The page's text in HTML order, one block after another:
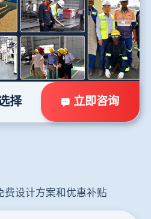
择 立即咨询
费设计方案和优惠补贴